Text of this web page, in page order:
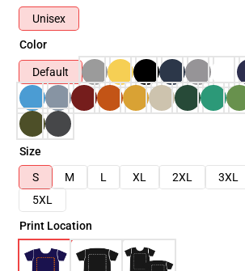
Unisex
Color
Default
Size
S
M L XL 2XL 3XL
5XL
Print Location